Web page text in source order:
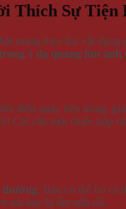
Thích Sự Tiện
mang theo hai vật dụng
1 dạ quang hút ánh
điện ngay bên trong,
Chỉ cần một chiếc hộp
thường. Bạn có thể bỏ cả
nát hay bị ẩm nữa rồi.